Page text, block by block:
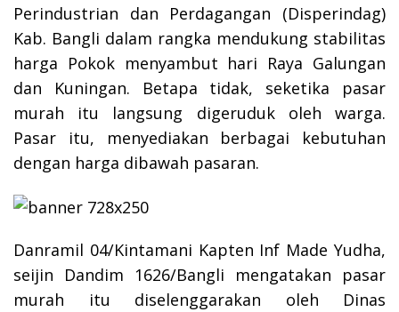
Perindustrian dan Perdagangan (Disperindag)
Kab. Bangli dalam rangka mendukung stabilitas
harga Pokok menyambut hari Raya Galungan
dan Kuningan. Betapa tidak, seketika pasar
murah itu langsung digeruduk oleh warga.
Pasar itu, menyediakan berbagai kebutuhan
dengan harga dibawah pasaran.
Danramil 04/Kintamani Kapten Inf Made Yudha,
seijin Dandim 1626/Bangli mengatakan pasar
murah itu diselenggarakan oleh Dinas